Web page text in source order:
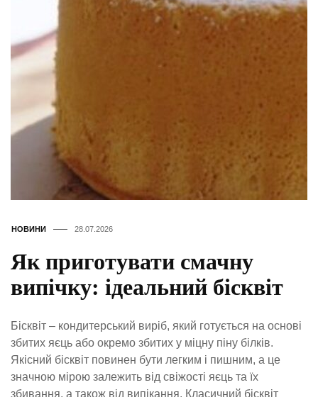
НОВИНИ 28.07.2026
Як приготувати смачну
випічку: ідеальний бісквіт
Бісквіт – кондитерський виріб, який готується на основі
збитих яєць або окремо збитих у міцну піну білків.
Якісний бісквіт повинен бути легким і пишним, а це
значною мірою залежить від свіжості яєць та їх
збивання, а також від випікання. Класичний бісквіт